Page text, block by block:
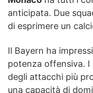
anticipata. Due
di esprimere un
Il Bayern ha
potenza offensiva. I
degli attacchi più
una capacità di